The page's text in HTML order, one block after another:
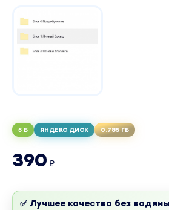
5 Б ЯНДЕКС ДИСК 0.785 ГБ
390 ₽
✅ Лучшее качество без